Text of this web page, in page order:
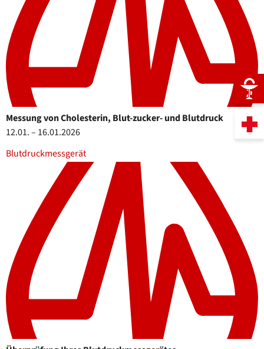
Messung von Cholesterin, Blut-zucker- und Blutdruck
12.01. – 16.01.2026
Blutdruckmessgerät